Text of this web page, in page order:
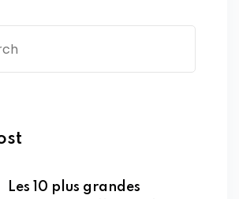
Les 10 plus grandes